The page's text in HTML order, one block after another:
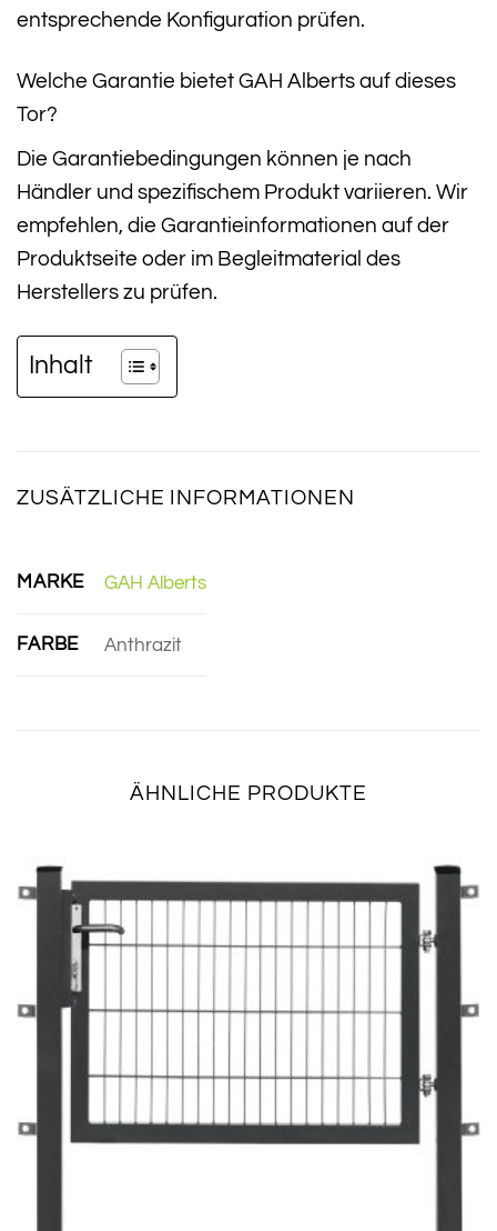
entsprechende Konfiguration prüfen.
Welche Garantie bietet GAH Alberts auf dieses
Tor?
Die Garantiebedingungen können je nach
Händler und spezifischem Produkt variieren. Wir
empfehlen, die Garantieinformationen auf der
Produktseite oder im Begleitmaterial des
Herstellers zu prüfen.
Inhalt
ZUSÄTZLICHE INFORMATIONEN
MARKE GAH Alberts
FARBE Anthrazit
ÄHNLICHE PRODUKTE